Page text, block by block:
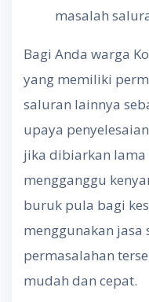
masalah
Bagi Anda warga
yang memiliki
saluran lainnya
upaya
jika dibiarkan lama
mengganggu
buruk pula bagi
menggunakan jasa
permasalahan
mudah dan cepat.